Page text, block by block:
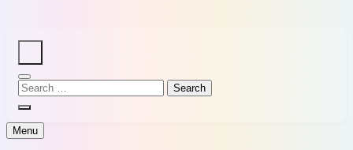
Menu